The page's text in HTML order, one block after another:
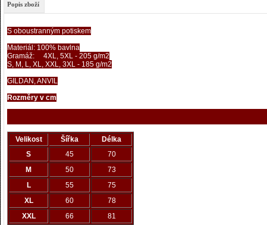
Popis zboží
S oboustranným potiskem
Materiál: 100% bavlna
Gramáž: 4XL, 5XL - 205 g/m2
S, M, L, XL, XXL, 3XL - 185 g/m2
GILDAN, ANVIL
Rozměry v cm
Velikost Šířka
Délka
S
45
70
M
50
73
L
55
75
XL
60
78
XXL
66 81